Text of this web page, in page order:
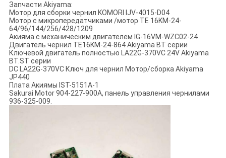
Запчасти Akiyama:
Мотор для сборки чернил KOMORI IJV-4015-D04
Мотор с микропередатчиками /мотор TE 16KM-24-
64/96/144/256/428/1209
Акияма с механическим двигателем IG-16VM-WZC02-24
Двигатель чернил TE16KM-24-864 Akiyama BT серии
Ключевой двигатель полностью LA22G-370VC 24V Akiyama
BT.ST серии
DC LA22G-370VC Ключ для чернил Мотор/сборка Akiyama
JP440
Плата Акиямы IST-5151A-1
Sakurai Motor 904-227-900A, панель управления чернилами
936-325-009.